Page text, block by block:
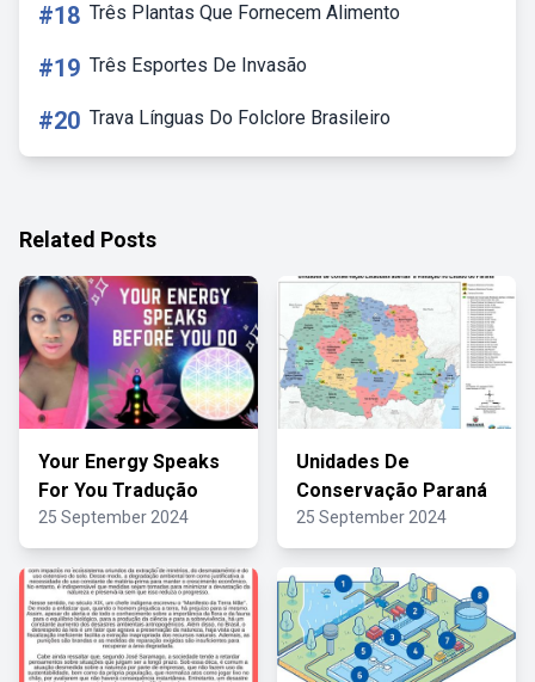
#18 Três Plantas Que Fornecem Alimento
#19 Três Esportes De Invasão
#20 Trava Línguas Do Folclore Brasileiro
Related Posts
Your Energy Speaks
For You Tradução
25 September 2024
Unidades De
Conservação Paraná
25 September 2024